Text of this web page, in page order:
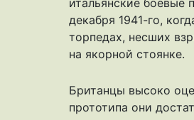
итальянские боевые
декабря 1941-го,
торпедах, несших
на якорной стоянке.
Британцы высоко
прототипа они